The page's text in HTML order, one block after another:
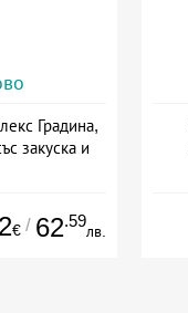
Градина,
закуска и
€ / 62.59
лв.